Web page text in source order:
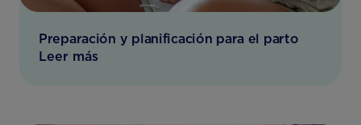
Preparación y planificación para el parto
Leer más